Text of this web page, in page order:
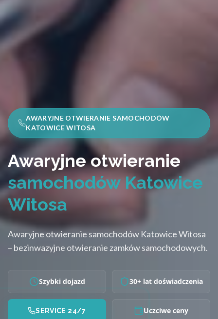
AWARYJNE OTWIERANIE SAMOCHODÓW
KATOWICE WITOSA
Awaryjne otwieranie
samochodów Katowice
Witosa
Awaryjne otwieranie samochodów Katowice Witosa
– bezinwazyjne otwieranie zamków samochodowych.
Szybki dojazd 30+ lat doświadczenia
SERVICE 24/7 Uczciwe ceny